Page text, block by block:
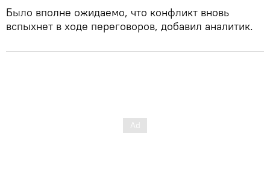
Было вполне ожидаемо, что конфликт вновь
вспыхнет в ходе переговоров, добавил аналитик.